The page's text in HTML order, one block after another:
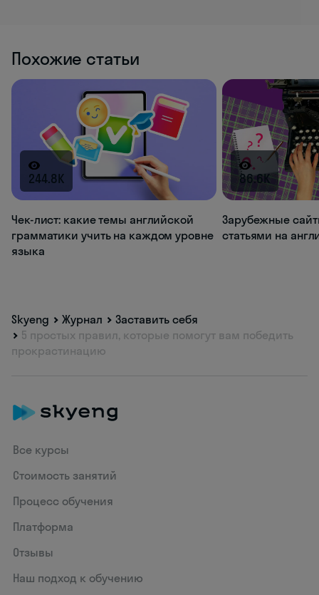
Похожие статьи
244.8K
Чек-лист: какие темы английской
грамматики учить на каждом уровне
языка
86.6K
Зарубежные
статьями на
Skyeng Журнал
Заставить себя
5 простых правил, которые помогут вам победить
прокрастинацию
Все курсы
Стоимость занятий
Процесс обучения
Платформа
Отзывы
Наш подход к обучению